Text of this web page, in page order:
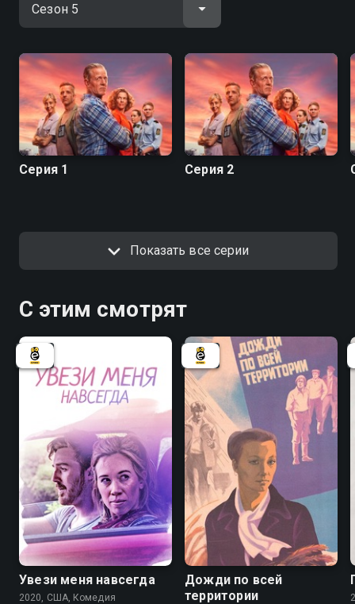
обиды и недосказанности, перед ними встают
новые загадки, и каждый выбор в этом деле даётся
командой, когда доверие уходит, а правда — бьёт не
хуже любой уликой. «СОММЕРДАЛЬ» — смотрите
онлайн в хорошем качестве.
Посмотреть онлайн 5 сезон сериала Соммердаль
вы можете совершенно бесплатно в хорошем HD
качестве на Смотрёшке
Серия 1 Серия 2
Показать все серии
С этим смотрят
Увези меня навсегда
2020, США, Комедия
Дожди по всей
территории